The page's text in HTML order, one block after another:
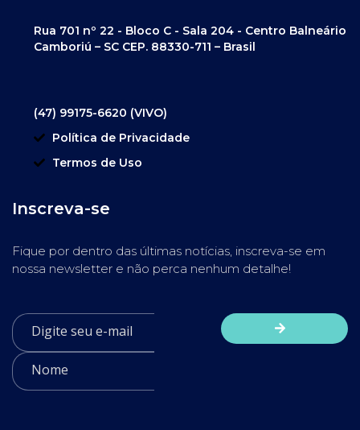
Rua 701 nº 22 - Bloco C - Sala 204 - Centro Balneário
Camboriú – SC CEP. 88330-711 – Brasil
(47) 99175-6620 (VIVO)
Política de Privacidade
Termos de Uso
Inscreva-se
Fique por dentro das últimas notícias, inscreva-se em
nossa newsletter e não perca nenhum detalhe!